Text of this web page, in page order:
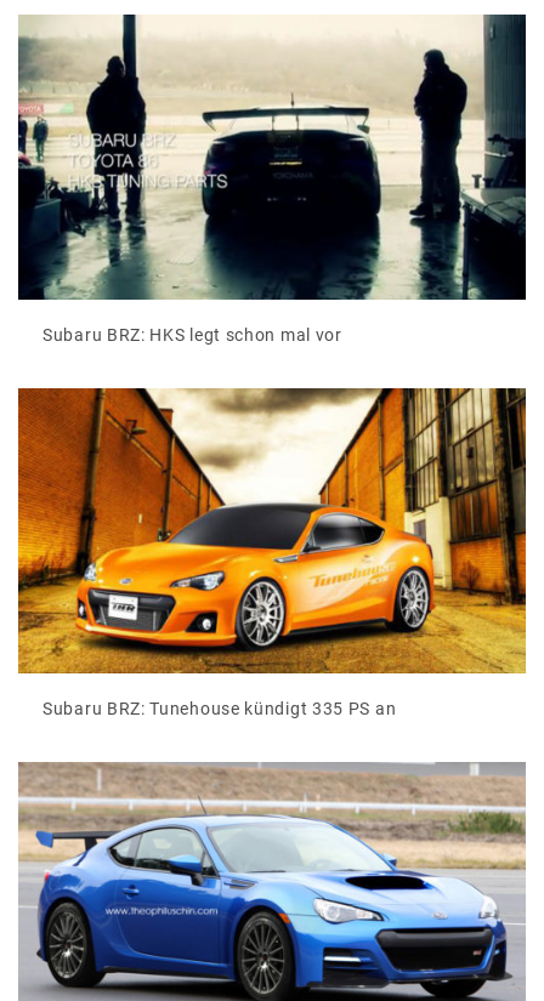
Subaru BRZ: HKS legt schon mal vor
Subaru BRZ: Tunehouse kündigt 335 PS an